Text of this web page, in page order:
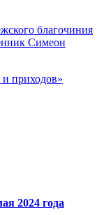
благочиния
Симеон
приходов»
2024 года